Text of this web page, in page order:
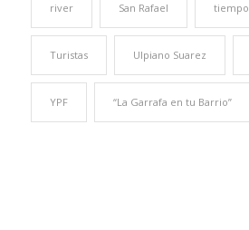
river San Rafael tiempo
Turistas Ulpiano Suarez
YPF “La Garrafa en tu Barrio”